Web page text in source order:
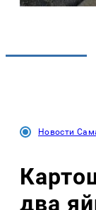
Новости
два